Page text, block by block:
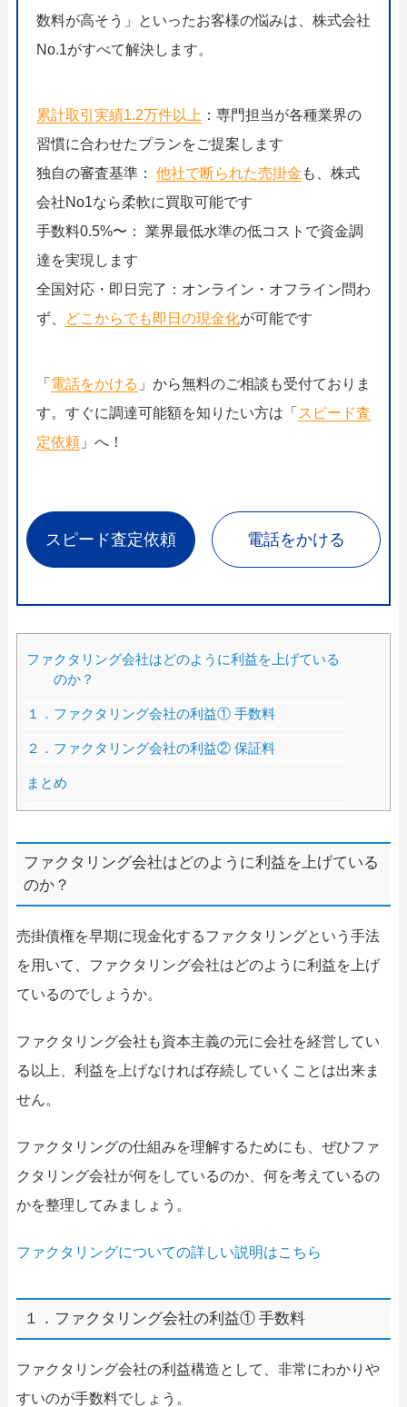
数料が高そう」といったお客様の悩みは、株式会社
No.1がすべて解決します。
累計取引実績1.2万件以上 ：専門担当が各種業界の
習慣に合わせたプランをご提案します
独自の審査基準： 他社で断られた売掛金 も、株式
会社No1なら柔軟に買取可能です
手数料0.5%〜： 業界最低水準の低コストで資金調
達を実現します
全国対応・即日完了：オンライン・オフライン問わ
ず、
どこからでも即日の現金化が可能です
「 電話をかける 」から無料のご相談も受付ておりま
す。すぐに調達可能額を知りたい方は「 スピード査
定依頼」へ！
スピード査定依頼 電話をかける
ファクタリング会社はどのように利益を上げている
のか？
１．ファクタリング会社の利益① 手数料
２．ファクタリング会社の利益② 保証料
まとめ
ファクタリング会社はどのように利益を上げている
のか？
売掛債権を早期に現金化するファクタリングという手法
を用いて、ファクタリング会社はどのように利益を上げ
ているのでしょうか。
ファクタリング会社も資本主義の元に会社を経営してい
る以上、利益を上げなければ存続していくことは出来ま
せん。
ファクタリングの仕組みを理解するためにも、ぜひファ
クタリング会社が何をしているのか、何を考えているの
かを整理してみましょう。
ファクタリングについての詳しい説明はこちら
１．ファクタリング会社の利益① 手数料
ファクタリング会社の利益構造として、非常にわかりや
すいのが手数料でしょう。